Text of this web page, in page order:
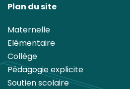
Plan du site
Maternelle
Elémentaire
Collège
Pédagogie explicite
Soutien scolaire